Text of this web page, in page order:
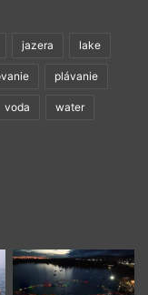
jazera lake
plávanie
voda water